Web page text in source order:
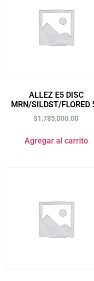
ALLEZ E5 DISC
MRN/SILDST/FLORED
$1,785,000.00
Agregar al carrito